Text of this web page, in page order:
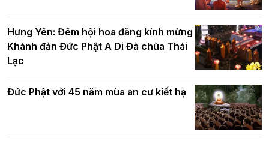
chúc mừng Phật đản BTS GHPGVN TP.
Hà Nội
Hơn 5.000 người tham dự diễu hành,
Tinh thần yêu nước của Phật giáo
Hưng Yên: Đêm hội hoa đăng kính mừng
Khánh đản Đức Phật A Di Đà chùa Thái
Lạc
Đức Phật với 45 năm mùa an cư kiết hạ